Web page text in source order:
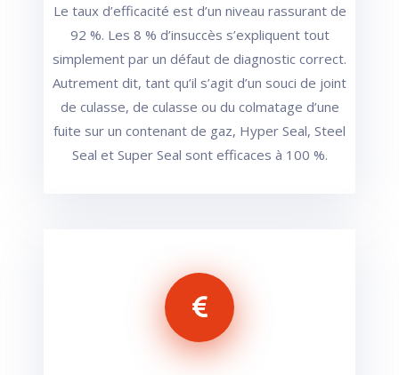
Le taux d’efficacité est d’un niveau rassurant de
92 %. Les 8 % d’insuccès s’expliquent tout
simplement par un défaut de diagnostic correct.
Autrement dit, tant qu’il s’agit d’un souci de joint
de culasse, de culasse ou du colmatage d’une
fuite sur un contenant de gaz, Hyper Seal, Steel
Seal et Super Seal sont efficaces à 100 %.